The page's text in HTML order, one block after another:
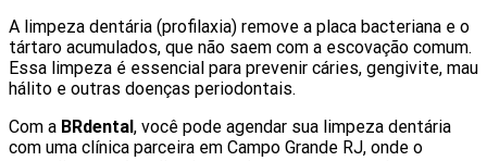
A limpeza dentária (profilaxia) remove a placa bacteriana e o
tártaro acumulados, que não saem com a escovação comum.
Essa limpeza é essencial para prevenir cáries, gengivite, mau
hálito e outras doenças periodontais.
Com a BRdental , você pode agendar sua limpeza dentária
com uma clínica parceira em Campo Grande RJ, onde o